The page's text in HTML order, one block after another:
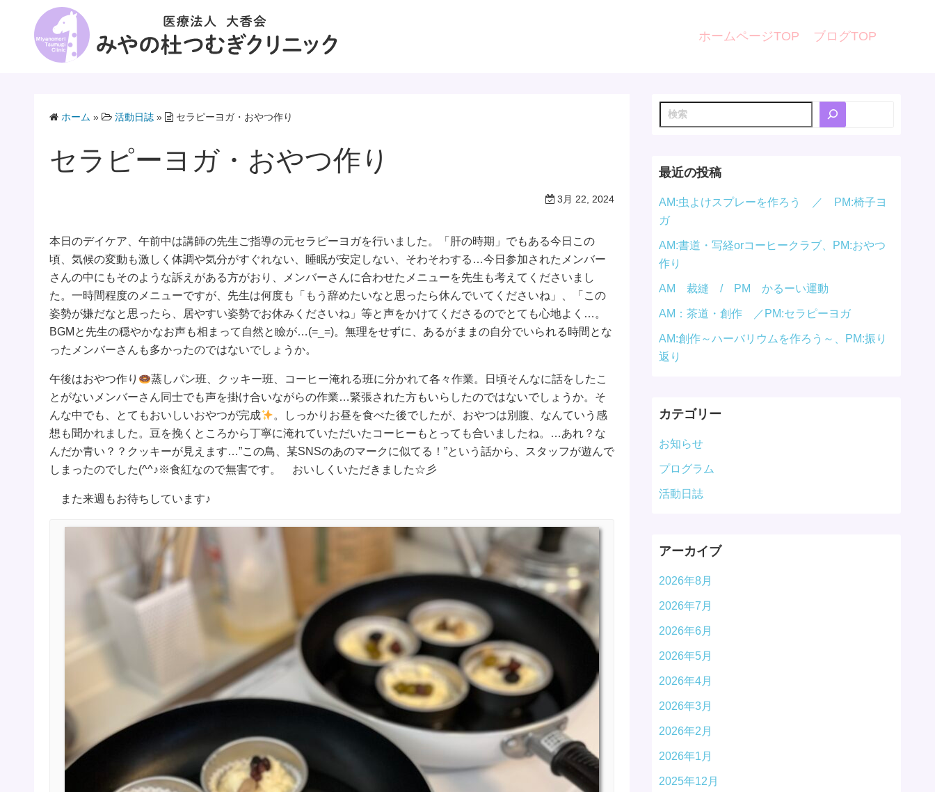
ホームページTOP ブログTOP
ホーム » 活動日誌 » セラピーヨガ・おやつ作り
セラピーヨガ・おやつ作り
3月 22, 2024
本日のデイケア、午前中は講師の先生ご指導の元セラピーヨガを行いました。「肝の時期」でもある今日この
頃、気候の変動も激しく体調や気分がすぐれない、睡眠が安定しない、そわそわする…今日参加されたメンバー
さんの中にもそのような訴えがある方がおり、メンバーさんに合わせたメニューを先生も考えてくださいまし
た。一時間程度のメニューですが、先生は何度も「もう辞めたいなと思ったら休んでいてくださいね」、「この
姿勢が嫌だなと思ったら、居やすい姿勢でお休みくださいね」等と声をかけてくださるのでとても心地よく…。
BGMと先生の穏やかなお声も相まって自然と瞼が…(=_=)。無理をせずに、あるがままの自分でいられる時間とな
ったメンバーさんも多かったのではないでしょうか。
午後はおやつ作り
蒸しパン班、クッキー班、コーヒー淹れる班に分かれて各々作業。日頃そんなに話をしたこ
とがないメンバーさん同士でも声を掛け合いながらの作業…緊張された方もいらしたのではないでしょうか。そ
んな中でも、とてもおいしいおやつが完成
。しっかりお昼を食べた後でしたが、おやつは別腹、なんていう感
想も聞かれました。豆を挽くところから丁寧に淹れていただいたコーヒーもとっても合いましたね。…あれ？な
んだか青い？？クッキーが見えます…”この鳥、某SNSのあのマークに似てる！”という話から、スタッフが遊んで
しまったのでした(^^♪※食紅なので無害です。 おいしくいただきました☆彡
また来週もお待ちしています♪
検
索
最近の投稿
AM:虫よけスプレーを作ろう ／ PM:椅子ヨ
ガ
AM:書道・写経orコーヒークラブ、PM:おやつ
作り
AM 裁縫 / PM かるーい運動
AM：茶道・創作 ／PM:セラピーヨガ
AM:創作～ハーバリウムを作ろう～、PM:振り
返り
カテゴリー
お知らせ
プログラム
活動日誌
アーカイブ
2026年8月
2026年7月
2026年6月
2026年5月
2026年4月
2026年3月
2026年2月
2026年1月
2025年12月